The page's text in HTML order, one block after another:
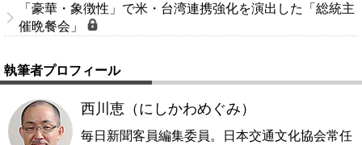
「豪華・象徴性」で米・台湾連携強化を演出した「総統主
催晩餐会」
執筆者プロフィール
西川恵（にしかわめぐみ）
毎日新聞客員編集委員。日本交通文化協会常任